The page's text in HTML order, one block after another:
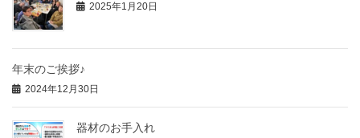
2025年1月20日
年末のご挨拶♪
2024年12月30日
器材のお手入れ